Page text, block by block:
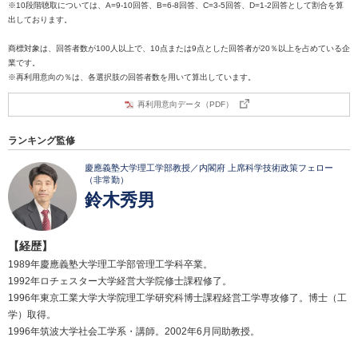
※10段階聴取については、A=9-10回答、B=6-8回答、C=3-5回答、D=1-2回答として割合を算
出しております。
商標対象は、回答者数が100人以上で、10点または9点とした回答者が20％以上を占めている企
業です。
※再利用意向の％は、各選択肢の回答者数を用いて算出しています。
再利用意向データ（PDF）
ランキング監修
慶應義塾大学理工学部教授／内閣府 上席科学技術政策フェロー
（非常勤）
鈴木秀男
【経歴】
1989年慶應義塾大学理工学部管理工学科卒業。
1992年ロチェスター大学経営大学院修士課程修了。
1996年東京工業大学大学院理工学研究科博士課程経営工学専攻修了。博士（工
学）取得。
1996年筑波大学社会工学系・講師。2002年6月同助教授。